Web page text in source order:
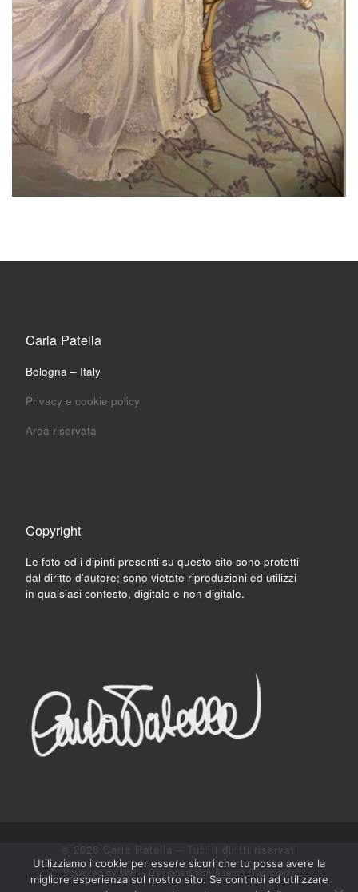
Carla Patella
Bologna – Italy
Privacy e cookie policy
Area riservata
Copyright
Le foto ed i dipinti presenti su questo sito sono protetti
dal diritto d’autore; sono vietate riproduzioni ed utilizzi
in qualsiasi contesto, digitale e non digitale.
© 2026 Carla Patella – Tutti i diritti riservati
Powered by WP – Designed con il tema Customizr
Utilizziamo i cookie per essere sicuri che tu possa avere la
migliore esperienza sul nostro sito. Se continui ad utilizzare